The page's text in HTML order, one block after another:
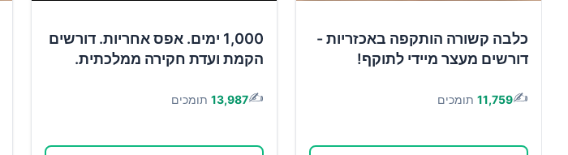
כלבה קשורה הותקפה באכזריות -
דורשים מעצר מיידי לתוקף!
✍️
11,759 תומכים
1,000 ימים. אפס אחריות. דורשים
הקמת ועדת חקירה ממלכתית.
✍️
13,987 תומכים